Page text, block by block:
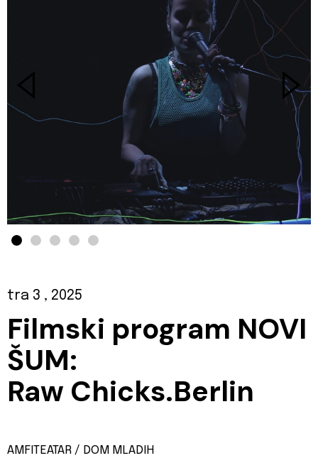
tra 3 , 2025
Filmski program NOVI
ŠUM:
Raw Chicks.Berlin
AMFITEATAR / DOM MLADIH